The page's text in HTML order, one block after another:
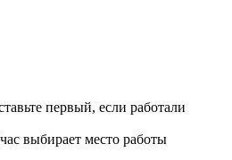
первый, если работали
выбирает место работы